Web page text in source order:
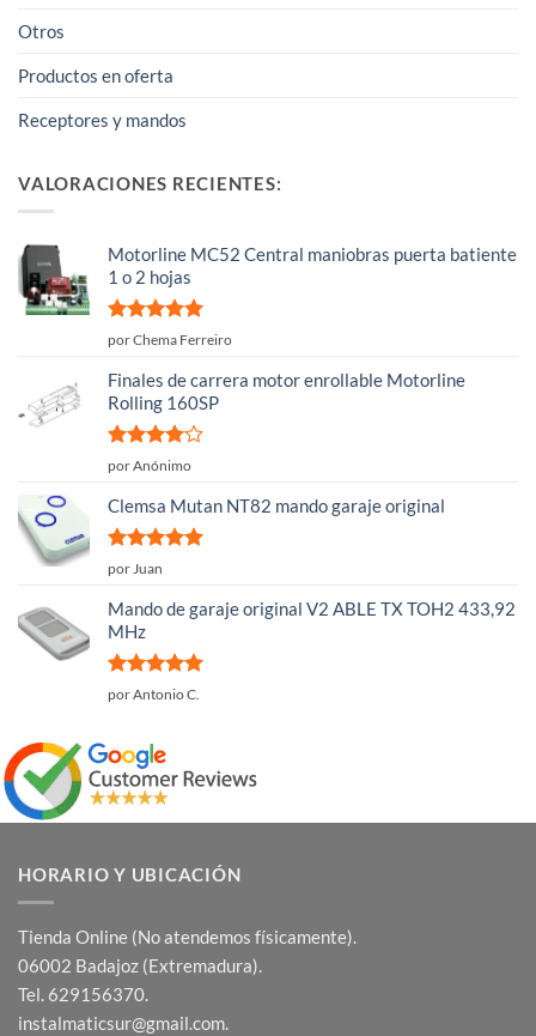
Otros
Productos en oferta
Receptores y mandos
VALORACIONES RECIENTES:
Motorline MC52 Central maniobras puerta batiente
1 o 2 hojas
Valorado
por Chema Ferreiro
Finales de carrera motor enrollable Motorline
Rolling 160SP
Valorado
5
por Anónimo
Clemsa Mutan NT82 mando garaje original
Valorado
por Juan
Mando de garaje original V2 ABLE TX TOH2 433,92
MHz
Valorado
por Antonio C.
HORARIO Y UBICACIÓN
Tienda Online (No atendemos físicamente).
06002 Badajoz (Extremadura).
Tel. 629156370.
instalmaticsur@gmail.com.